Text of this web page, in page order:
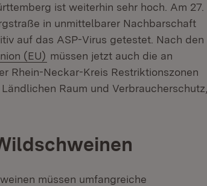
ist weiterhin sehr hoch. Am 27.
in unmittelbarer Nachbarschaft
auf das ASP-Virus getestet. Nach den
(EU) (Öffnet in neuem Fenster)
müssen jetzt auch die an
Rhein-Neckar-Kreis Restriktionszonen
Raum und Verbraucherschutz,
müssen umfangreiche